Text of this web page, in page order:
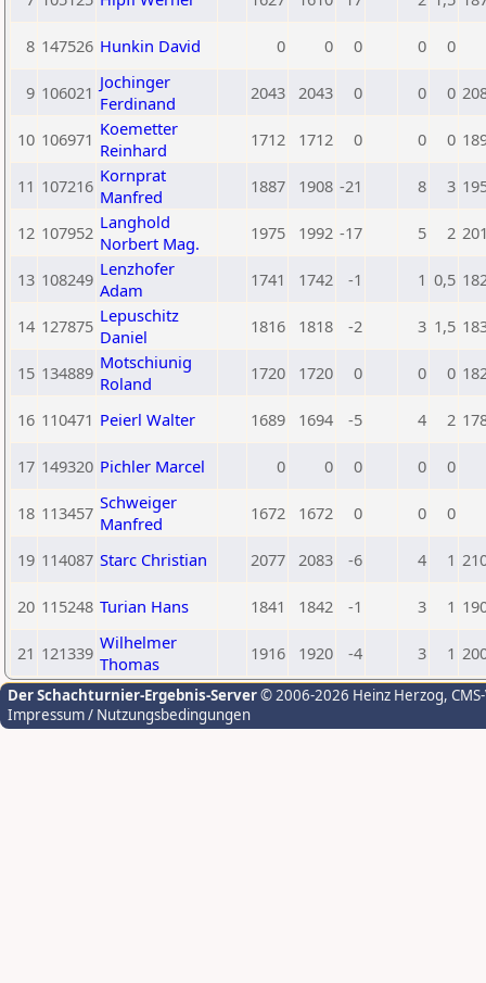
8 147526 Hunkin David 0 0 0 0 0
9 106021 Jochinger
Ferdinand
2043 2043 0 0 0
10 106971 Koemetter
Reinhard
1712 1712 0 0 0
11 107216 Kornprat
Manfred
1887 1908 -21 8 3
12 107952 Langhold
Norbert Mag.
1975 1992 -17 5 2
13 108249 Lenzhofer
Adam
1741 1742 -1 1 0,5
14 127875 Lepuschitz
Daniel
1816 1818 -2 3 1,5
15 134889 Motschiunig
Roland
1720 1720 0 0 0
16 110471 Peierl Walter 1689 1694 -5 4 2
17 149320 Pichler Marcel 0 0 0 0 0
18 113457 Schweiger
Manfred
1672 1672 0 0 0
19 114087 Starc Christian 2077 2083 -6 4 1
20 115248 Turian Hans 1841 1842 -1 3 1
21 121339 Wilhelmer
Thomas
1916 1920 -4 3 1
Der Schachturnier-Ergebnis-Server© 2006-2026 Heinz Herzog,
Impressum / Nutzungsbedingungen